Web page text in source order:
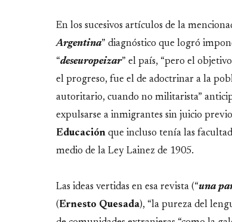
En los sucesivos artículos de la
Argentina” diagnóstico que logró
“deseuropeizar” el país, “pero el
el progreso, fue el de adoctrinar a la
autoritario, cuando no militarista”
expulsarse a inmigrantes sin juicio
Educación que incluso tenía las
medio de la Ley Lainez de 1905.
Las ideas vertidas en esa revista (“una
(Ernesto Quesada), “la pureza del